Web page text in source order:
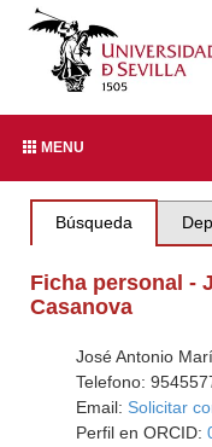
MENU
Búsqueda
Ficha personal -
Casanova
José Antonio
Telefono:
Email: Solicitar
Perfil en ORCID: